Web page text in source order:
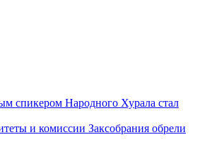
спикером Народного Хурала стал
и комиссии Заксобрания обрели